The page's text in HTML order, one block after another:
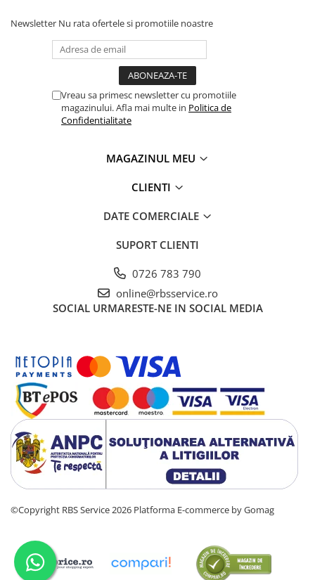
Socotitori / Bețigașe
Articole Creative și Craft
Instrumente Geometrie
Tehnica de birou
Aparate de Îndosariat și Accesorii
Newsletter Nu rata ofertele si promotiile noastre
Vreau sa primesc newsletter cu promotiile
magazinului. Afla mai multe in Politica de
Confidentialitate
MAGAZINUL MEU
CLIENTI
DATE COMERCIALE
SUPORT CLIENTI
0726 783 790
online@rbsservice.ro
SOCIAL URMARESTE-NE IN SOCIAL MEDIA
©Copyright RBS Service 2026 Platforma E-commerce by Gomag